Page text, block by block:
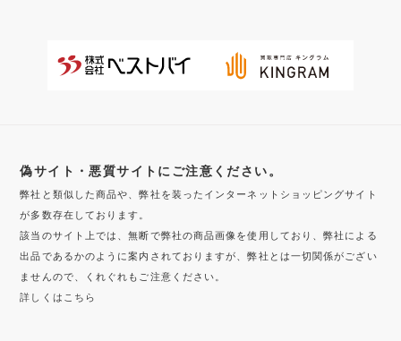
偽サイト・悪質サイトにご注意ください。
弊社と類似した商品や、弊社を装ったインターネットショッピングサイト
が多数存在しております。
該当のサイト上では、無断で弊社の商品画像を使用しており、弊社による
出品であるかのように案内されておりますが、弊社とは一切関係がござい
ませんので、くれぐれもご注意ください。
詳しくはこちら